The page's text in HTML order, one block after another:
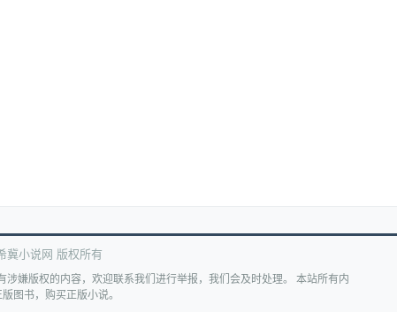
小说网 版权所有
嫌版权的内容，欢迎联系我们进行举报，我们会及时处理。 本站所有内
图书，购买正版小说。